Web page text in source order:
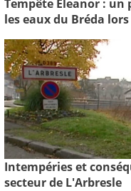
Tempête Eleanor : un
les eaux du Bréda
Intempéries et
secteur de L'Arbresle